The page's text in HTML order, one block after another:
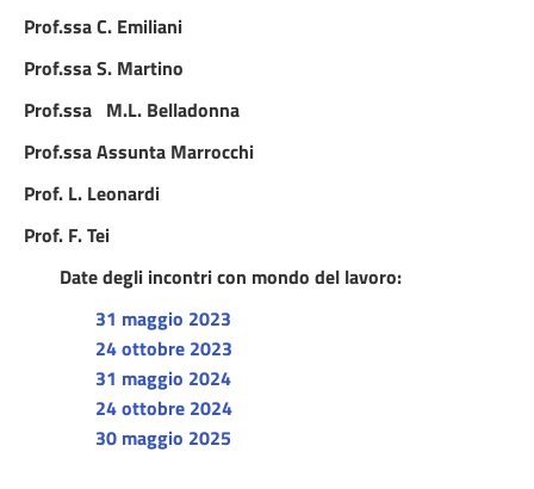
Prof.ssa C. Emiliani
Prof.ssa S. Martino
Prof.ssa M.L. Belladonna
Prof.ssa Assunta Marrocchi
Prof. L. Leonardi
Prof. F. Tei
Date degli incontri con mondo del lavoro:
31 maggio 2023
24 ottobre 2023
31 maggio 2024
24 ottobre 2024
30 maggio 2025